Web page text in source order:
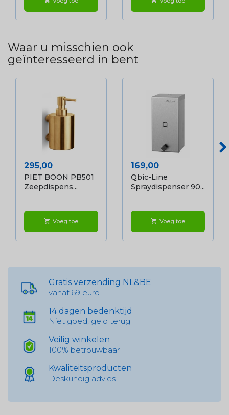
Waar u misschien ook
geïnteresseerd in bent
Prijs
295,00
PIET BOON PB501
Zeepdispens...
shopping_cart Voeg toe
Prijs
169,00
Qbic-Line
Spraydispenser 90...
shopping_cart Voeg toe
Gratis verzending NL&BE
vanaf 69 euro
14 dagen bedenktijd
Niet goed, geld terug
Veilig winkelen
100% betrouwbaar
Kwaliteitsproducten
Deskundig advies